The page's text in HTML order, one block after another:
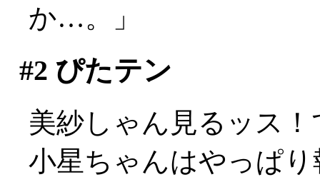
か…。」
#2 ぴたテン
美紗しゃん見るッス！
小星ちゃんはやっぱ